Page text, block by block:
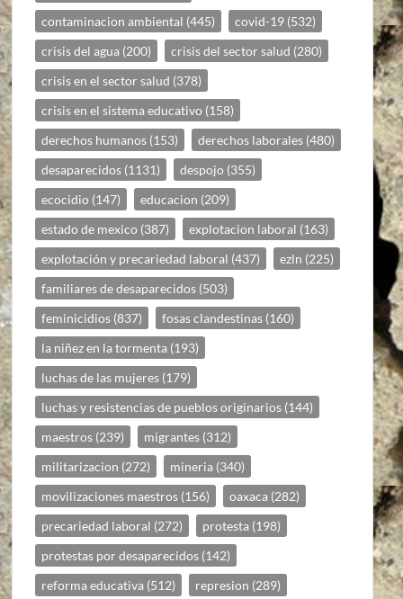
contaminacion ambiental (445) covid-19 (532)
crisis del agua (200) crisis del sector salud (280)
crisis en el sector salud (378)
crisis en el sistema educativo (158)
derechos humanos (153) derechos laborales (480)
desaparecidos (1131) despojo (355)
ecocidio (147) educacion (209)
estado de mexico (387) explotacion laboral (163)
explotación y precariedad laboral (437) ezln (225)
familiares de desaparecidos (503)
feminicidios (837) fosas clandestinas (160)
la niñez en la tormenta (193)
luchas de las mujeres (179)
luchas y resistencias de pueblos originarios (144)
maestros (239) migrantes (312)
militarizacion (272) mineria (340)
movilizaciones maestros (156) oaxaca (282)
precariedad laboral (272) protesta (198)
protestas por desaparecidos (142)
reforma educativa (512) represion (289)